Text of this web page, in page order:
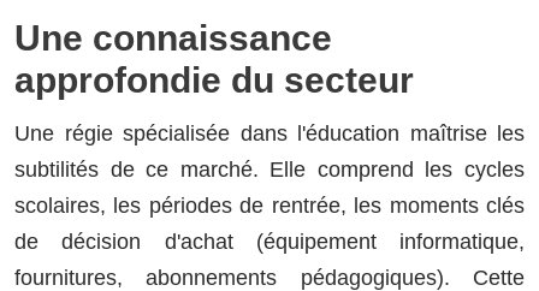
Une connaissance
approfondie du secteur
Une régie spécialisée dans l'éducation maîtrise les
subtilités de ce marché. Elle comprend les cycles
scolaires, les périodes de rentrée, les moments clés
de décision d'achat (équipement informatique,
fournitures, abonnements pédagogiques). Cette